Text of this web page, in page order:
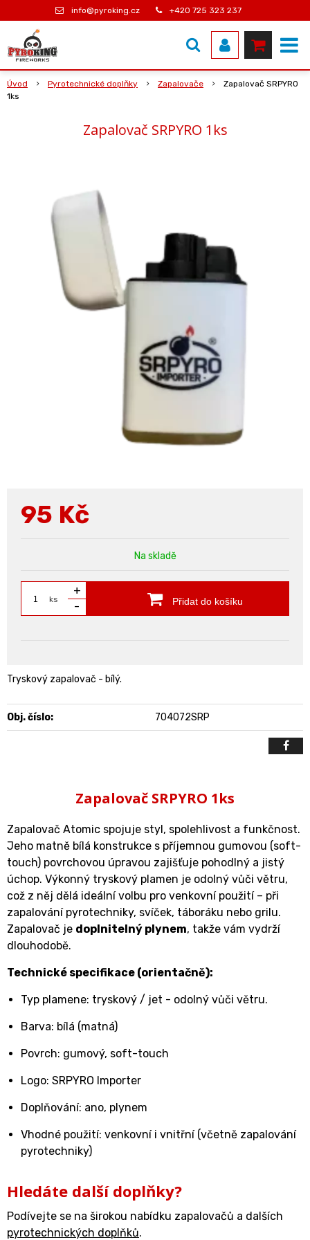
info@pyroking.cz +420 725 323 237
Úvod Pyrotechnické doplňky Zapalovače
Zapalovač SRPYRO
1ks
Zapalovač SRPYRO 1ks
95 Kč
Na skladě
ks
+
-
Přidat do košíku
Tryskový zapalovač - bílý.
Obj. číslo: 704072SRP
Zapalovač SRPYRO 1ks
Zapalovač Atomic spojuje styl, spolehlivost a funkčnost.
Jeho matně bílá konstrukce s příjemnou gumovou (soft-
touch) povrchovou úpravou zajišťuje pohodlný a jistý
úchop. Výkonný tryskový plamen je odolný vůči větru,
což z něj dělá ideální volbu pro venkovní použití – při
zapalování pyrotechniky, svíček, táboráku nebo grilu.
Zapalovač je doplnitelný plynem, takže vám vydrží
dlouhodobě.
Technické specifikace (orientačně):
Typ plamene: tryskový / jet - odolný vůči větru.
Barva: bílá (matná)
Povrch: gumový, soft-touch
Logo: SRPYRO Importer
Doplňování: ano, plynem
Vhodné použití: venkovní i vnitřní (včetně zapalování
pyrotechniky)
Hledáte další doplňky?
Podívejte se na širokou nabídku zapalovačů a dalších
pyrotechnických doplňků.